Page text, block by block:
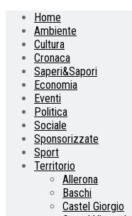
Home
Ambiente
Cultura
Cronaca
Saperi&Sapori
Economia
Eventi
Politica
Sociale
Sponsorizzate
Sport
Territorio
Allerona
Baschi
Castel Giorgio